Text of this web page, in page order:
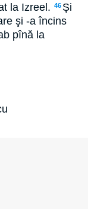
la Izreel. 46 Şi
şi -a încins
pînă la